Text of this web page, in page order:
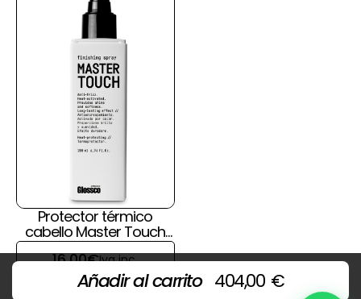
Protector térmico
cabello Master Touch
de Glossco
16,00€Iva inc.
Añadir al carrito 404,00 €